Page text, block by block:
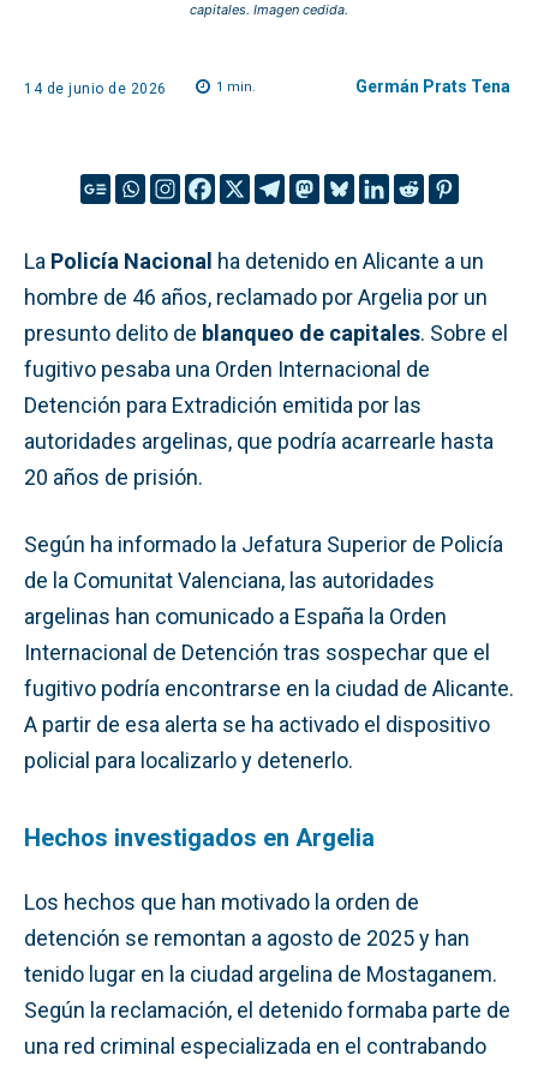
capitales. Imagen cedida.
14 de junio de 2026 1 min. Germán Prats Tena
La Policía Nacional ha detenido en Alicante a un
hombre de 46 años, reclamado por Argelia por un
presunto delito de blanqueo de capitales. Sobre el
fugitivo pesaba una Orden Internacional de
Detención para Extradición emitida por las
autoridades argelinas, que podría acarrearle hasta
20 años de prisión.
Según ha informado la Jefatura Superior de Policía
de la Comunitat Valenciana, las autoridades
argelinas han comunicado a España la Orden
Internacional de Detención tras sospechar que el
fugitivo podría encontrarse en la ciudad de Alicante.
A partir de esa alerta se ha activado el dispositivo
policial para localizarlo y detenerlo.
Hechos investigados en Argelia
Los hechos que han motivado la orden de
detención se remontan a agosto de 2025 y han
tenido lugar en la ciudad argelina de Mostaganem.
Según la reclamación, el detenido formaba parte de
una red criminal especializada en el contrabando